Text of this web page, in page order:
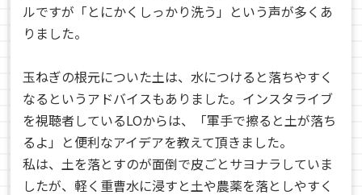
ルですが「とにかくしっかり洗う」という声が多くあ
りました。
玉ねぎの根元についた土は、水につけると落ちやすく
なるというアドバイスもありました。インスタライブ
を視聴者しているLOからは、「軍手で擦ると土が落ち
るよ」と便利なアイデアを教えて頂きました。
私は、土を落とすのが面倒で皮ごとサヨナラしていま
したが、軽く重曹水に浸すと土や農薬を落としやすく